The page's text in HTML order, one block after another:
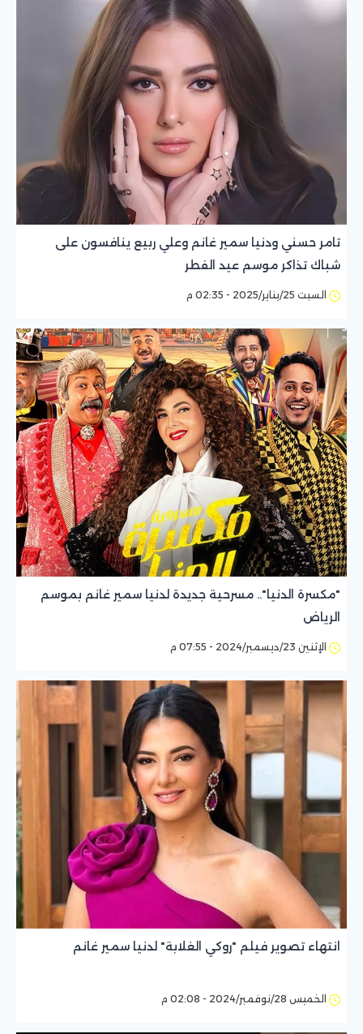
تامر حسني ودنيا سمير غانم وعلي ربيع ينافسون على
شباك تذاكر موسم عيد الفطر
السبت 25/يناير/2025 - 02:35 م
"مكسرة الدنيا".. مسرحية جديدة لدنيا سمير غانم بموسم
الرياض
الإثنين 23/ديسمبر/2024 - 07:55 م
انتهاء تصوير فيلم "روكي الغلابة" لدنيا سمير غانم
الخميس 28/نوفمبر/2024 - 02:08 م